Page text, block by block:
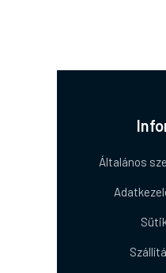
Általános